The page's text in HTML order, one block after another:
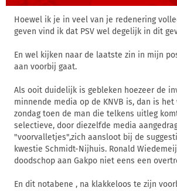
Hoewel ik je in veel van je redenering
geven vind ik dat PSV wel degelijk in dit
En wel kijken naar de laatste zin in mijn
aan voorbij gaat.
Als ooit duidelijk is gebleken hoezeer de
minnende media op de KNVB is, dan is
zondag toen de man die telkens uitleg
selectieve, door diezelfde media
"voorvalletjes",zich aansloot bij de
kwestie Schmidt-Nijhuis. Ronald
doodschop aan Gakpo niet eens een
En dit notabene , na klakkeloos te zijn